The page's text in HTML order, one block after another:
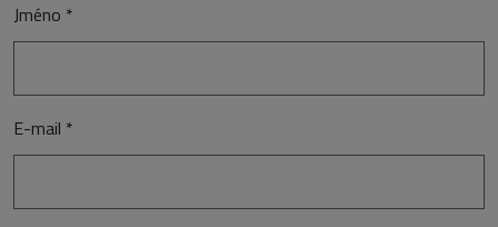
Jméno *
E-mail *